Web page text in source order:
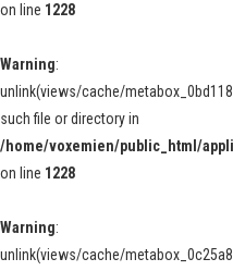
on line 1228
Warning:
unlink(views/cache/
such file or directory in
/home/voxemien/public_html/
on line 1228
Warning:
unlink(views/cache/